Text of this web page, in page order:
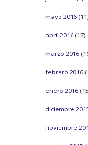
mayo 2016 (11)
abril 2016 (17)
marzo 2016
febrero 2016
enero 2016
diciembre
noviembre